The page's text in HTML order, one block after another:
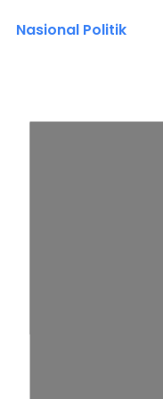
Nasional Politik